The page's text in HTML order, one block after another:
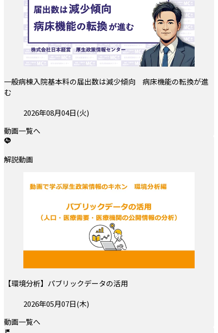
一般病棟入院基本料の届出数は減少傾向 病床機能の転換が進
む
投稿日:2026年08月04日(火)
動画一覧へ
解説動画
【環境分析】パブリックデータの活用
投稿日:2026年05月07日(木)
動画一覧へ